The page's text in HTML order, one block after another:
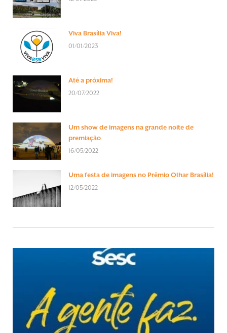
Viva Brasília Viva!
01/01/2023
Até a próxima!
20/07/2022
Um show de imagens na grande noite de
premiação
16/05/2022
Uma festa de imagens no Prêmio Olhar Brasília!
12/05/2022